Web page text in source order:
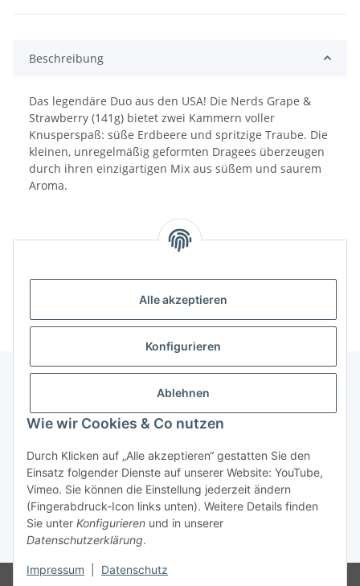
Alle akzeptieren
Konfigurieren
Ablehnen
Wie wir Cookies & Co nutzen
Durch Klicken auf „Alle akzeptieren“ gestatten Sie den
Einsatz folgender Dienste auf unserer Website: YouTube,
Vimeo. Sie können die Einstellung jederzeit ändern
(Fingerabdruck-Icon links unten). Weitere Details finden
Sie unter Konfigurieren und in unserer
Datenschutzerklärung.
Impressum Datenschutz
Beschreibung
Das legendäre Duo aus den USA! Die Nerds Grape &
Strawberry (141g) bietet zwei Kammern voller
Knusperspaß: süße Erdbeere und spritzige Traube. Die
kleinen, unregelmäßig geformten Dragees überzeugen
durch ihren einzigartigen Mix aus süßem und saurem
Aroma.
Kategorien
Informationen
Gesetzliche Informationen
* Alle Preise zzgl. gesetzlicher USt., zzgl.